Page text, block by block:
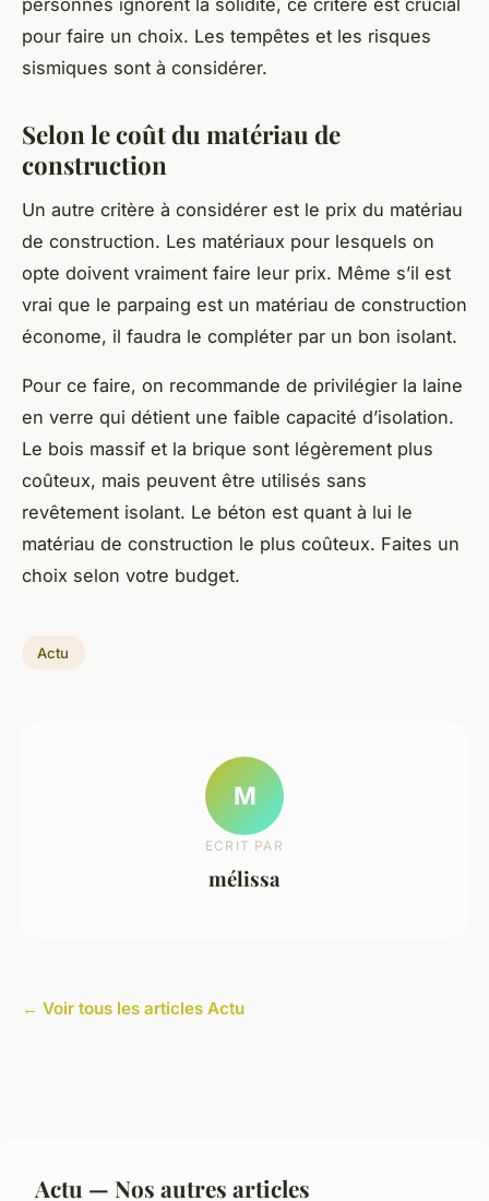
pour faire un choix. Les tempêtes et les risques
sismiques sont à considérer.
Selon le coût du matériau de
construction
Un autre critère à considérer est le prix du matériau
de construction. Les matériaux pour lesquels on
opte doivent vraiment faire leur prix. Même s’il est
vrai que le parpaing est un matériau de construction
économe, il faudra le compléter par un bon isolant.
Pour ce faire, on recommande de privilégier la laine
en verre qui détient une faible capacité d’isolation.
Le bois massif et la brique sont légèrement plus
coûteux, mais peuvent être utilisés sans
revêtement isolant. Le béton est quant à lui le
matériau de construction le plus coûteux. Faites un
choix selon votre budget.
Actu
M
ECRIT PAR
mélissa
← Voir tous les articles Actu
Actu — Nos autres articles